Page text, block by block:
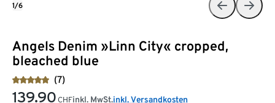
Angels Denim »Linn City« cropped,
bleached blue
(7)
139.90 CHFinkl. MwSt.inkl. Versandkosten
1/6